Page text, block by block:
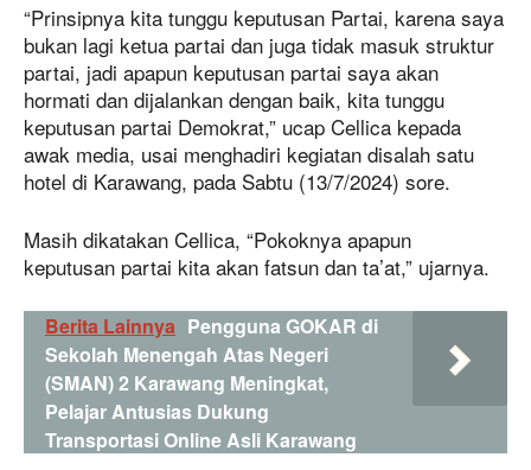
“Prinsipnya kita tunggu keputusan Partai, karena saya
bukan lagi ketua partai dan juga tidak masuk struktur
partai, jadi apapun keputusan partai saya akan
hormati dan dijalankan dengan baik, kita tunggu
keputusan partai Demokrat,” ucap Cellica kepada
awak media, usai menghadiri kegiatan disalah satu
hotel di Karawang, pada Sabtu (13/7/2024) sore.
Masih dikatakan Cellica, “Pokoknya apapun
keputusan partai kita akan fatsun dan ta’at,” ujarnya.
Berita Lainnya Pengguna GOKAR di
Sekolah Menengah Atas Negeri
(SMAN) 2 Karawang Meningkat,
Pelajar Antusias Dukung
Transportasi Online Asli Karawang